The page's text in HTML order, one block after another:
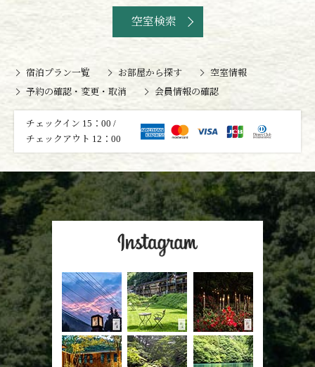
空室検索
宿泊プラン一覧 お部屋から探す
空室情報
予約の確認・変更・取消
会員情報の確認
チェックイン 15：00 /
チェックアウト 12：00